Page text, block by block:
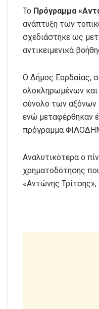
Το Πρόγραμμα
ανάπτυξη των
σχεδιάστηκε ως
αντικειμενικά
Ο Δήμος Εορδαίας,
ολοκληρωμένων
σύνολο των αξόνων
ενώ μεταφέρθηκαν
πρόγραμμα
Αναλυτικότερα ο
χρηματοδότησης
«Αντώνης Τρίτσης»,